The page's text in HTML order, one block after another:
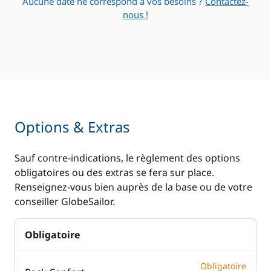
nous !
Options & Extras
Sauf contre-indications, le règlement des options
obligatoires ou des extras se fera sur place.
Renseignez-vous bien auprès de la base ou de votre
conseiller GlobeSailor.
Obligatoire
Obligatoire